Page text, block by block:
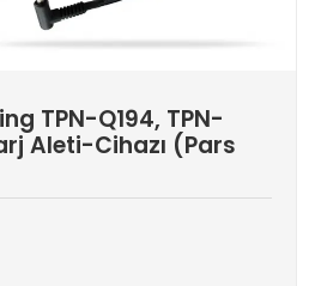
TPN-Q194, TPN-
Aleti-Cihazı (Pars